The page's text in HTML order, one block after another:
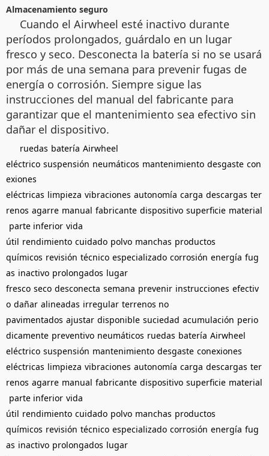
Almacenamiento seguro
Cuando el Airwheel esté inactivo durante
períodos prolongados, guárdalo en un lugar
fresco y seco. Desconecta la batería si no se usará
por más de una semana para prevenir fugas de
energía o corrosión. Siempre sigue las
instrucciones del manual del fabricante para
garantizar que el mantenimiento sea efectivo sin
dañar el dispositivo.
ruedas batería Airwheel
eléctrico suspensión neumáticos mantenimiento desgaste con
exiones
eléctricas limpieza vibraciones autonomía carga descargas ter
renos agarre manual fabricante dispositivo superficie material
parte inferior vida
útil rendimiento cuidado polvo manchas productos
químicos revisión técnico especializado corrosión energía fug
as inactivo prolongados lugar
fresco seco desconecta semana prevenir instrucciones efectiv
o dañar alineadas irregular terrenos no
pavimentados ajustar disponible suciedad acumulación perio
dicamente preventivo neumáticos ruedas batería Airwheel
eléctrico suspensión mantenimiento desgaste conexiones
eléctricas limpieza vibraciones autonomía carga descargas ter
renos agarre manual fabricante dispositivo superficie material
parte inferior vida
útil rendimiento cuidado polvo manchas productos
químicos revisión técnico especializado corrosión energía fug
as inactivo prolongados lugar